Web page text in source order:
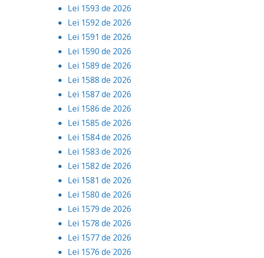
Lei 1593 de 2026
Lei 1592 de 2026
Lei 1591 de 2026
Lei 1590 de 2026
Lei 1589 de 2026
Lei 1588 de 2026
Lei 1587 de 2026
Lei 1586 de 2026
Lei 1585 de 2026
Lei 1584 de 2026
Lei 1583 de 2026
Lei 1582 de 2026
Lei 1581 de 2026
Lei 1580 de 2026
Lei 1579 de 2026
Lei 1578 de 2026
Lei 1577 de 2026
Lei 1576 de 2026